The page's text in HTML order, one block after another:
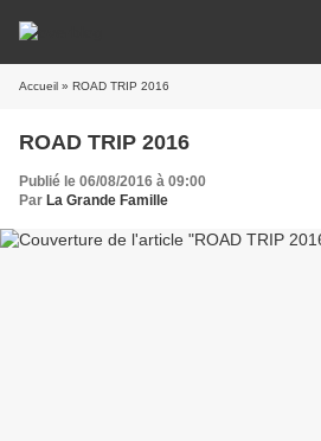
Accueil » ROAD TRIP 2016
ROAD TRIP 2016
Publié le 06/08/2016 à 09:00
Par La Grande Famille